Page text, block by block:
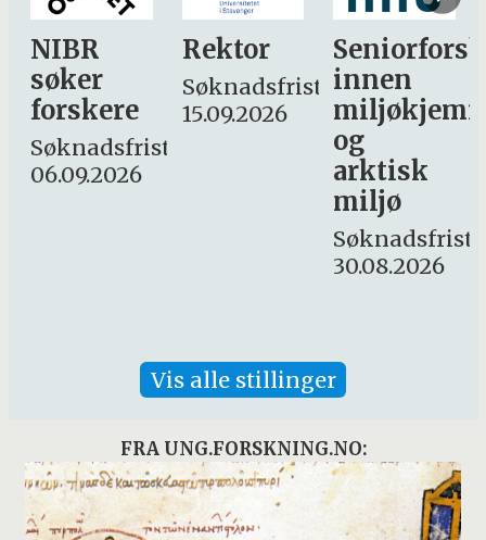
Rektor
Søknadsfrist:
15.09.2026
Seniorforsker
innen
miljøkjemi
søker
– fast
Søknadsfrist:
16. august.
Vis alle stillinger
FRA UNG.FORSKNING.NO: